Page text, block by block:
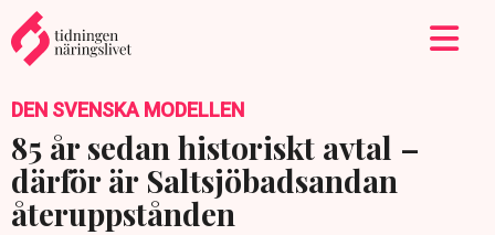
DEN SVENSKA MODELLEN
85 år sedan historiskt avtal –
därför är Saltsjöbadsandan
återuppstånden